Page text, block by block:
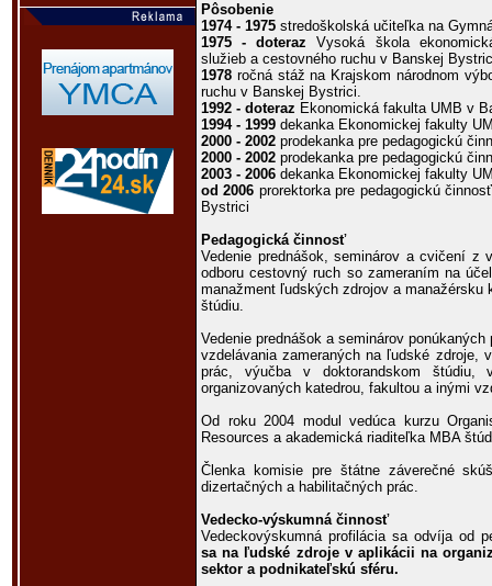
Pôsobenie
1974 - 1975 stredoškolská učiteľka na
1975 - doteraz Vysoká škola
služieb a cestovného ruchu v Banskej
1978 ročná stáž na Krajskom národnom
ruchu v Banskej Bystrici.
1992 - doteraz Ekonomická fakulta UMB v
1994 - 1999 dekanka Ekonomickej fakulty
2000 - 2002 prodekanka pre pedagogickú
2000 - 2002 prodekanka pre pedagogickú
2003 - 2006 dekanka Ekonomickej fakulty
od 2006 prorektorka pre pedagogickú
Bystrici
Pedagogická činnosť
Vedenie prednášok, seminárov a cvičení z
odboru cestovný ruch so zameraním na
manažment ľudských zdrojov a manažérsku
štúdiu.
Vedenie prednášok a seminárov
vzdelávania zameraných na ľudské zdroje,
prác, výučba v doktorandskom štúdiu,
organizovaných katedrou, fakultou a inými
Od roku 2004 modul vedúca kurzu
Resources a akademická riaditeľka MBA
Členka komisie pre štátne záverečné
dizertačných a habilitačných prác.
Vedecko-výskumná činnosť
Vedeckovýskumná profilácia sa odvíja od
sa na ľudské zdroje v aplikácii na
sektor a podnikateľskú sféru.